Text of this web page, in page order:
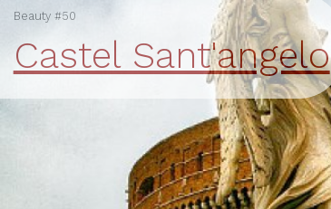
Beauty #50
Castel Sant'angelo